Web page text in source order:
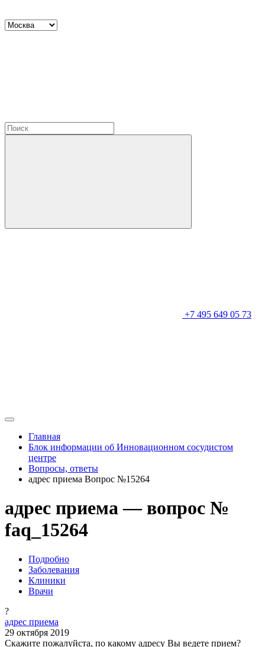
+7 495 649 05 73
Главная
Блок информации об Инновационном сосудистом
центре
Вопросы, ответы
адрес приема Вопрос №15264
адрес приема — вопрос №
faq_15264
Подробно
Заболевания
Клиники
Врачи
?
адрес приема
29 октября 2019
Скажите пожалуйста, по какому адресу Вы ведете прием?